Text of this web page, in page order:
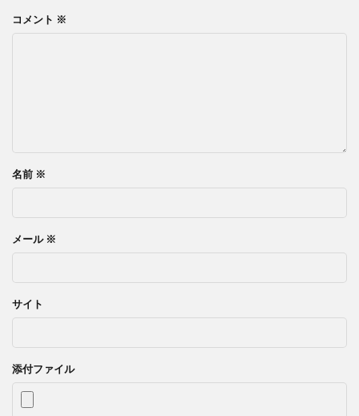
コメント ※
名前 ※
メール ※
サイト
添付ファイル